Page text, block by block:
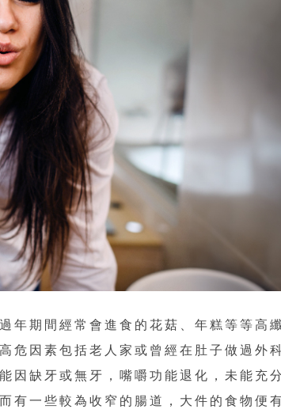
年期間經常會進食的花菇、年糕等等高
危因素包括老人家或曾經在肚子做過外
因缺牙或無牙，嘴嚼功能退化，未能充
有一些較為收窄的腸道，大件的食物便